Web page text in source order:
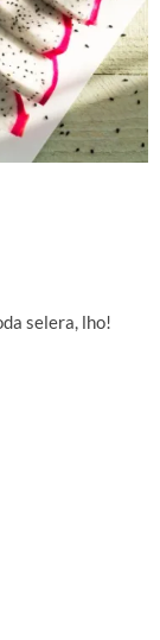
selera, lho!